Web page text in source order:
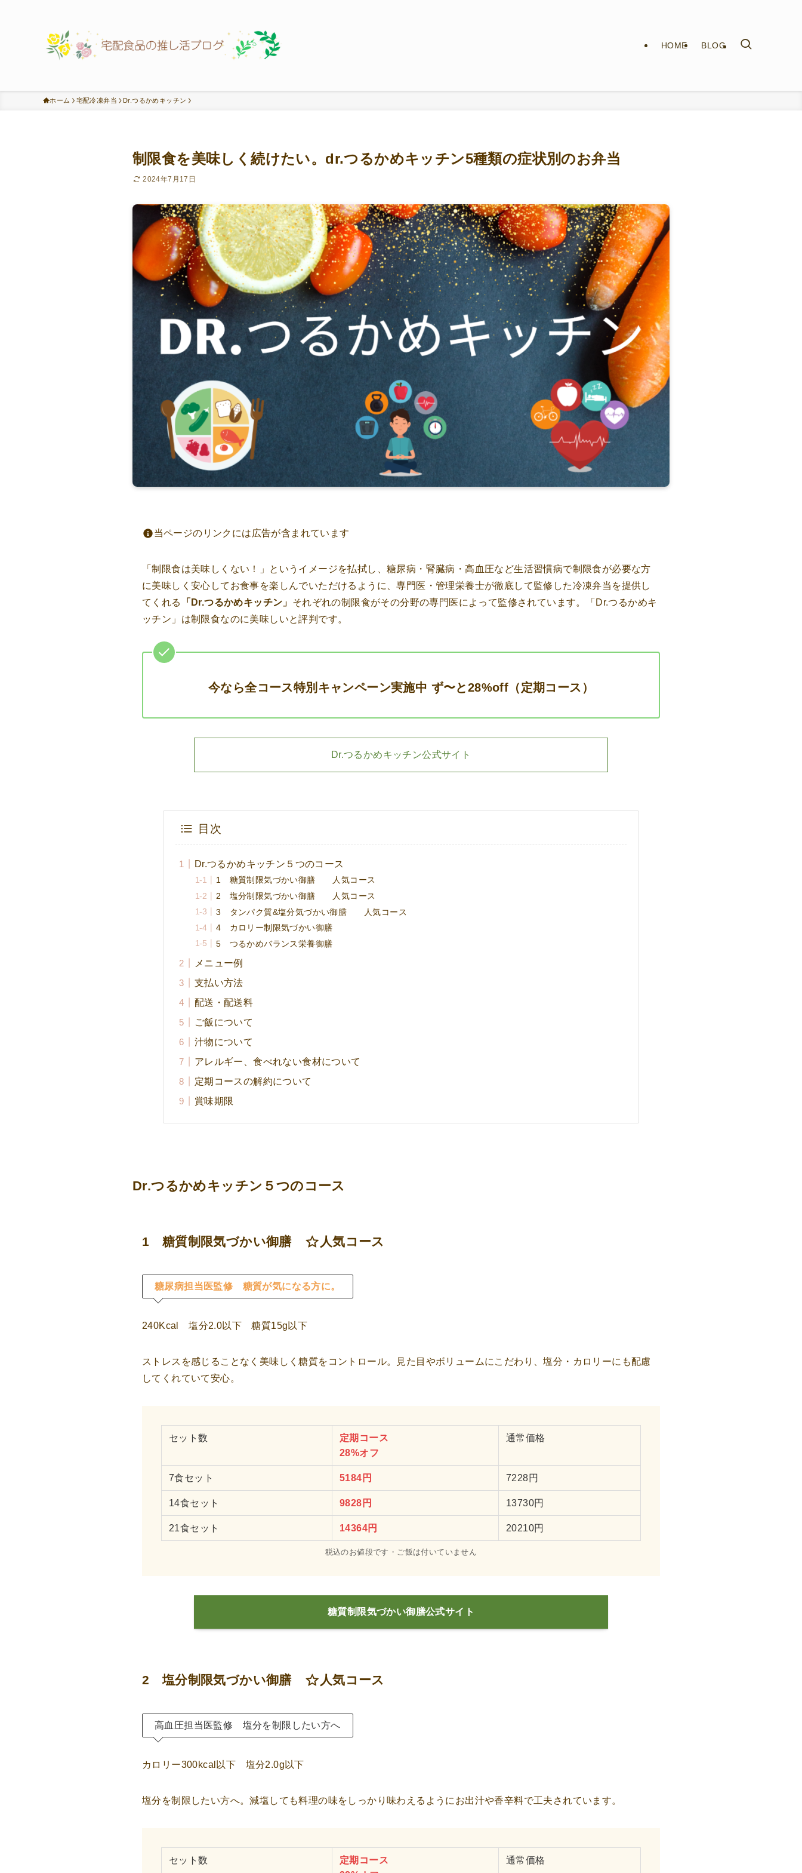
HOME BLOG
ホーム 宅配冷凍弁当 Dr.つるかめキッチン
制限食を美味しく続けたい。dr.つるかめキッチン5種類の症状別のお弁当
2024年7月17日
当ページのリンクには広告が含まれています
「制限食は美味しくない！」というイメージを払拭し、糖尿病・腎臓病・高血圧など生活習慣病で制限食が必要な方
に美味しく安心してお食事を楽しんでいただけるように、専門医・管理栄養士が徹底して監修した冷凍弁当を提供し
てくれる
「Dr.つるかめキッチン」 それぞれの制限食がその分野の専門医によって監修されています。「Dr.つるかめキ
ッチン」は制限食なのに美味しいと評判です。
今なら全コース特別キャンペーン実施中 ず〜と28%off（定期コース）
Dr.つるかめキッチン公式サイト
目次
Dr.つるかめキッチン５つのコース
1 糖質制限気づかい御膳 人気コース
2 塩分制限気づかい御膳 人気コース
3 タンパク質&塩分気づかい御膳 人気コース
4 カロリー制限気づかい御膳
5 つるかめバランス栄養御膳
メニュー例
支払い方法
配送・配送料
ご飯について
汁物について
アレルギー、食べれない食材について
定期コースの解約について
賞味期限
Dr.つるかめキッチン５つのコース
1 糖質制限気づかい御膳 人気コース
糖尿病担当医監修 糖質が気になる方に。
240Kcal 塩分2.0以下 糖質15g以下
ストレスを感じることなく美味しく糖質をコントロール。見た目やボリュームにこだわり、塩分・カロリーにも配慮
してくれていて安心。
セット数
定期コース
28%オフ
通常価格
7食セット 5184円 7228円
14食セット 9828円 13730円
21食セット 14364円 20210円
税込のお値段です・ご飯は付いていません
糖質制限気づかい御膳公式サイト
2 塩分制限気づかい御膳 人気コース
高血圧担当医監修 塩分を制限したい方へ
カロリー300kcal以下 塩分2.0g以下
塩分を制限したい方へ。減塩しても料理の味をしっかり味わえるようにお出汁や香辛料で工夫されています。
セット数
定期コース
通常価格